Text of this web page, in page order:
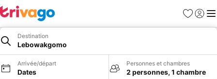
Favoris
Se
Destination
Lebowakgomo
Arrivée/départ
Dates
Personnes et chambres
2 personnes, 1 chambre